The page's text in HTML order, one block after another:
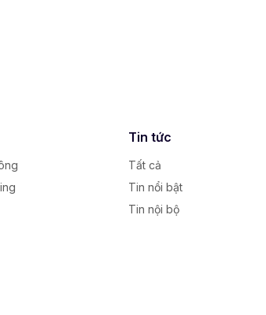
Tin tức
Tất cả
Tin nổi bật
Tin nội bộ